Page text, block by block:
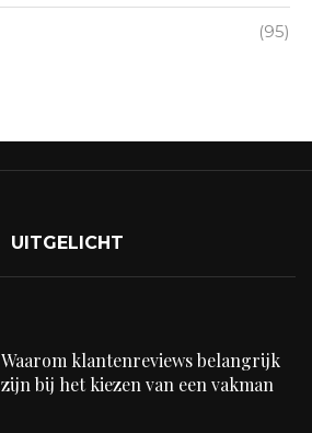
(95)
UITGELICHT
Waarom klantenreviews belangrijk
zijn bij het kiezen van een vakman